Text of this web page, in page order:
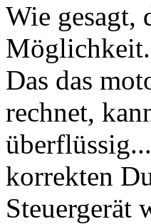
Wie gesagt,
Möglichkeit.
Das das
rechnet,
korrekten
Steuergerät